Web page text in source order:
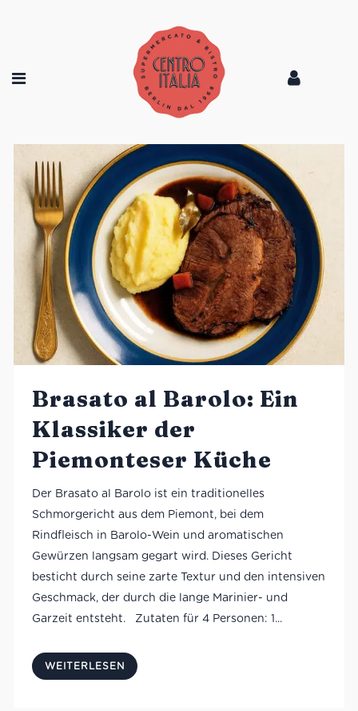
Brasato al Barolo: Ein
Klassiker der
Piemonteser Küche
Der Brasato al Barolo ist ein traditionelles
Schmorgericht aus dem Piemont, bei dem
Rindfleisch in Barolo-Wein und aromatischen
Gewürzen langsam gegart wird. Dieses Gericht
besticht durch seine zarte Textur und den intensiven
Geschmack, der durch die lange Marinier- und
Garzeit entsteht. Zutaten für 4 Personen: 1...
WEITERLESEN